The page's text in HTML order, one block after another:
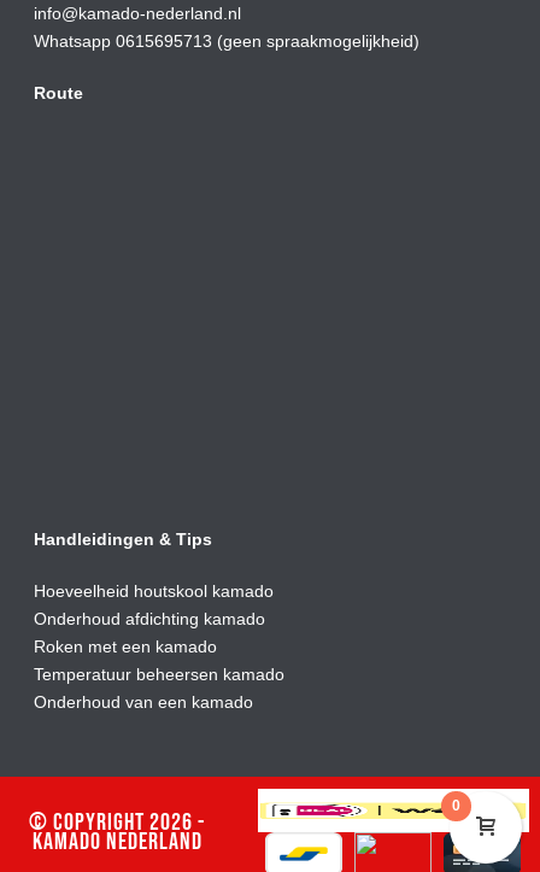
info@kamado-nederland.nl
Whatsapp 0615695713 (geen spraakmogelijkheid)
Route
Handleidingen & Tips
Hoeveelheid houtskool kamado
Onderhoud afdichting kamado
Roken met een kamado
Temperatuur beheersen kamado
Onderhoud van een kamado
© Copyright 2026 -
Kamado Nederland
0